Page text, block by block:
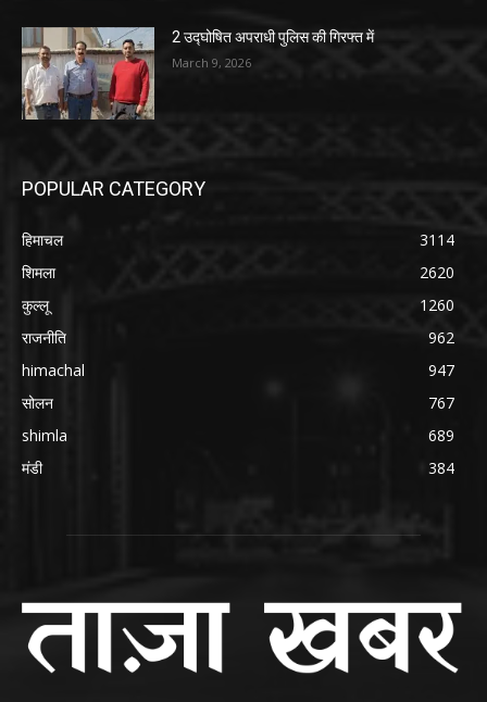
2 उद्घोषित अपराधी पुलिस की गिरफ्त में
March 9, 2026
POPULAR CATEGORY
हिमाचल
3114
शिमला
2620
कुल्लू
1260
राजनीति
962
himachal
947
सोलन
767
shimla
689
मंडी
384